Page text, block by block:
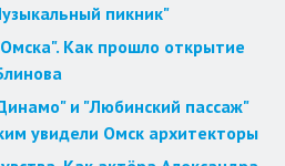
пикник"
Как прошло открытие
и "Любинский пассаж"
увидели Омск архитекторы